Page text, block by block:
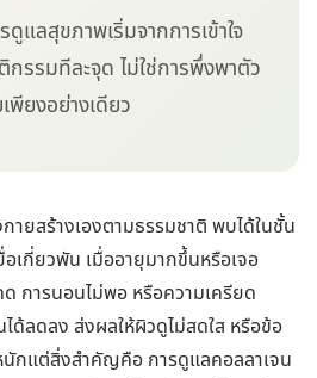
แลสุขภาพเริ่มจากการเข้าใจ
รรมทีละจุด ไม่ใช่การพึ่งพาตัว
พียงอย่างเดียว
ายสร้างเองตามธรรมชาติ พบได้ในชั้น
อเกี่ยวพัน เมื่ออายุมากขึ้นหรือเจอ
การนอนไม่พอ หรือความเครียด
ด้ลดลง ส่งผลให้ผิวดูไม่สดใส หรือข้อ
นักแต่สิ่งสำคัญคือ การดูแลคอลลาเจน